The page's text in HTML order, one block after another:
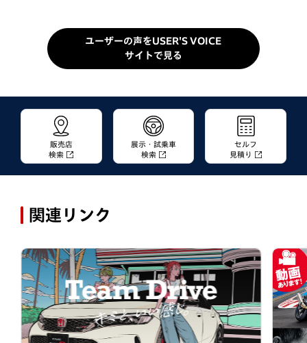
ユーザーの声をUSER'S VOICE
サイトで見る
販売店
検索
展示・試乗車
検索
セルフ
見積り
関連リンク